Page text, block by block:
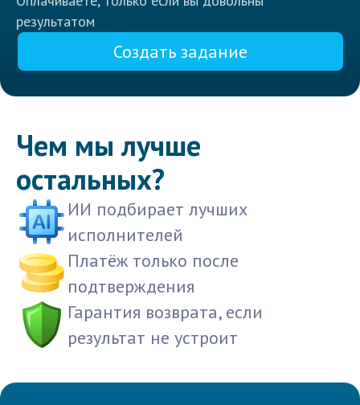
результатом
Создать задание
Чем мы лучше
остальных?
ИИ подбирает лучших
исполнителей
Платёж только после
подтверждения
Гарантия возврата, если
результат не устроит